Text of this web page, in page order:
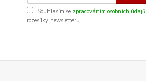
Souhlasím se zpracováním osobních údajů
rozesílky newsletteru.